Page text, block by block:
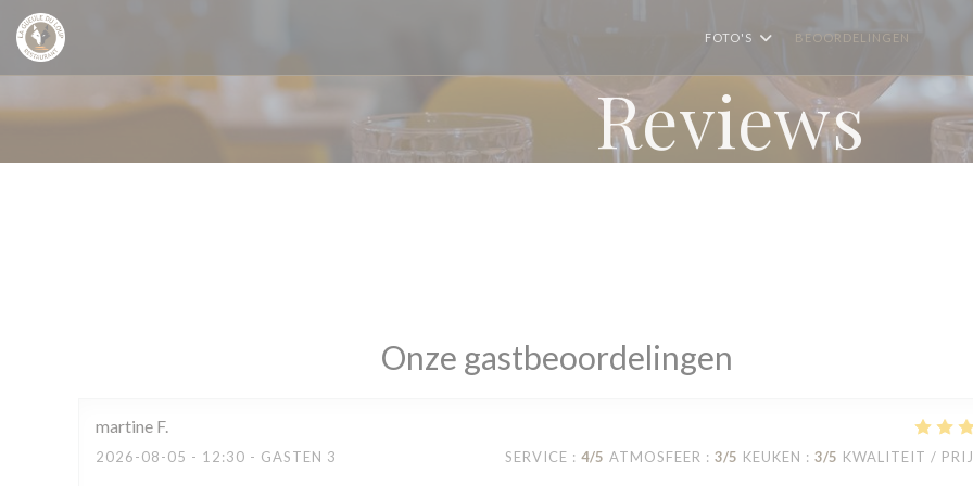
Cookies beheer paneel
FOTO'S BEOORDELINGEN
Reviews
Onze gastbeoordelingen
martine F
2026-08-05 - 12:30 - GASTEN 3 SERVICE : 4/5 ATMOSFEER : 3/5 KEUKEN : 3/5 KWALITEIT /